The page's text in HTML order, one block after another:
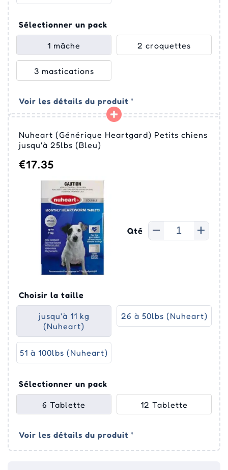
Sélectionner un pack
1 mâche 2 croquettes
3 mastications
Voir les détails du produit '
Qté
Nuheart (Générique Heartgard) Petits chiens
jusqu'à 25lbs (Bleu)
€17.35
Choisir la taille
jusqu'à 11 kg
(Nuheart)
26 à 50lbs (Nuheart)
51 à 100lbs (Nuheart)
Sélectionner un pack
6 Tablette 12 Tablette
Voir les détails du produit '